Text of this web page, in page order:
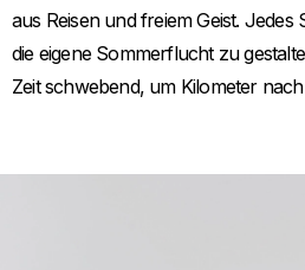
aus Reisen und freiem Geist. Jedes
die eigene Sommerflucht zu
Zeit schwebend, um Kilometer